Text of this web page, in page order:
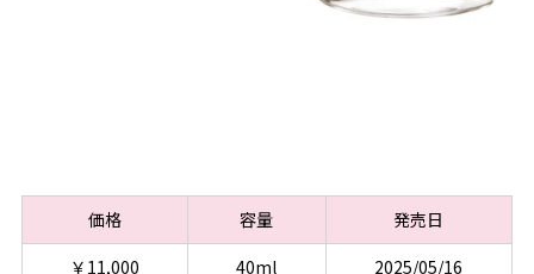
価格 容量
発売日
￥11,000
40ml 2025/05/16